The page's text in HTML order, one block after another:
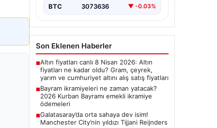
BTC 3073636 ▼ -0.03%
Son Eklenen Haberler
■Altın fiyatları canlı 8 Nisan 2026: Altın
fiyatları ne kadar oldu? Gram, çeyrek,
yarım ve cumhuriyet altını alış satış fiyatları
■Bayram ikramiyeleri ne zaman yatacak?
2026 Kurban Bayramı emekli ikramiye
ödemeleri
■Galatasaray’da orta sahaya dev isim!
Manchester City’nin yıldızı Tijjani Reijnders